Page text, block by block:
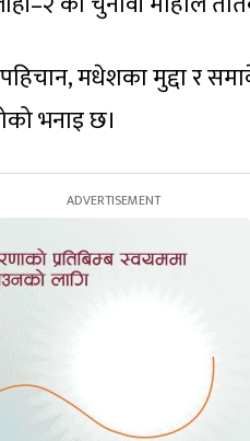
पहिचान, मधेशका मुद्दा र
भनाइ छ।